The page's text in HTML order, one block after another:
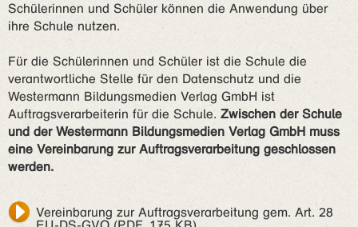
Schülerinnen und Schüler können die Anwendung über
ihre Schule nutzen.
Für die Schülerinnen und Schüler ist die Schule die
verantwortliche Stelle für den Datenschutz und die
Westermann Bildungsmedien Verlag GmbH ist
Auftragsverarbeiterin für die Schule. Zwischen der Schule
und der Westermann Bildungsmedien Verlag GmbH muss
eine Vereinbarung zur Auftragsverarbeitung geschlossen
werden.
Vereinbarung zur Auftragsverarbeitung gem. Art. 28